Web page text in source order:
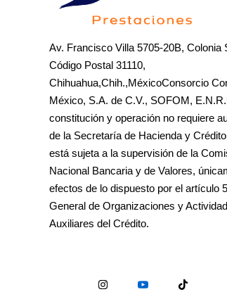
Av. Francisco Villa 5705-20B, Colonia
Código Postal 31110,
Chihuahua,Chih.,MéxicoConsorcio
México, S.A. de C.V., SOFOM,
constitución y operación no requiere
de la Secretaría de Hacienda y
está sujeta a la supervisión de la
Nacional Bancaria y de Valores,
efectos de lo dispuesto por el artículo
General de Organizaciones y
Auxiliares del Crédito.